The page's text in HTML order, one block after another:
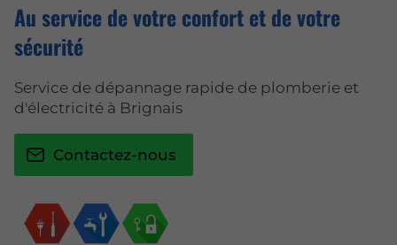
Au service de votre confort et de votre
sécurité
Service de dépannage rapide de plomberie et
d'électricité à Brignais
Contactez-nous